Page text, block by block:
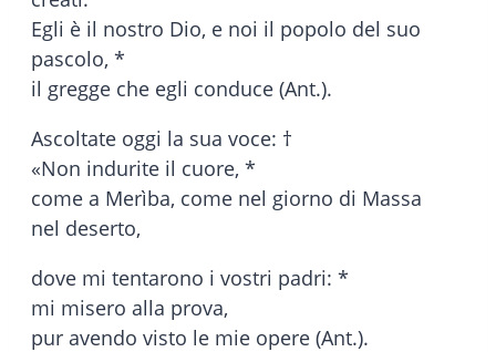
Egli è il nostro Dio, e noi il popolo del suo
pascolo, *
il gregge che egli conduce (Ant.).
Ascoltate oggi la sua voce: †
«Non indurite il cuore, *
come a Merìba, come nel giorno di Massa
nel deserto,
dove mi tentarono i vostri padri: *
mi misero alla prova,
pur avendo visto le mie opere (Ant.).